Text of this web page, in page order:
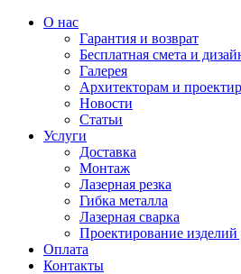
О нас
Гарантия и возврат
Бесплатная смета и
Галерея
Архитекторам и
Новости
Статьи
Услуги
Доставка
Монтаж
Лазерная резка
Гибка металла
Лазерная сварка
Проектирование изделий
Оплата
Контакты